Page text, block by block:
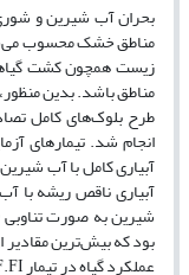
بحران آب شیرین و
مناطق خشک محسوب
زیست همچون کشت
مناطق باشد. بدین
انجام شد. تیمارهای
بود که بیش‌ترین مقادیر